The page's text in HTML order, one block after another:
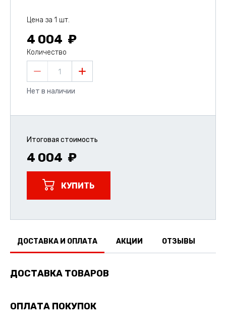
Цена за 1 шт.
4 004
Количество
1
Нет в наличии
Итоговая стоимость
4 004
КУПИТЬ
ДОСТАВКА И ОПЛАТА АКЦИИ ОТЗЫВЫ
ДОСТАВКА ТОВАРОВ
ОПЛАТА ПОКУПОК